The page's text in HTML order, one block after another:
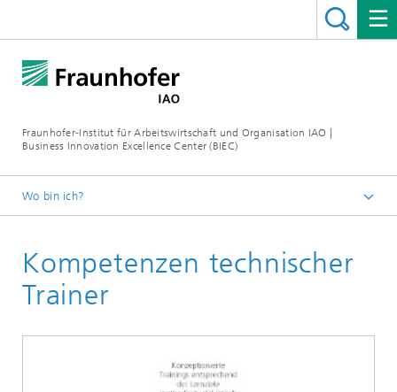
Fraunhofer-Institut für Arbeitswirtschaft und Organisation IAO |
Business Innovation Excellence Center (BIEC)
Wo bin ich?
Kompetenzen technischer
Trainer